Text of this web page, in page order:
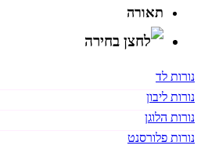
תאורה
נורות לד
נורות ליבון
נורות הלוגן
נורות פלורסנט